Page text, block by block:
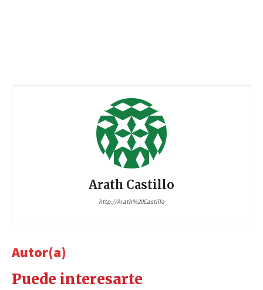
Arath Castillo
http://Arath%20Castillo
Autor(a)
Puede interesarte